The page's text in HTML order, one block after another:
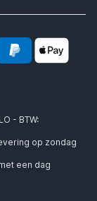
- BTW:
op zondag
een dag